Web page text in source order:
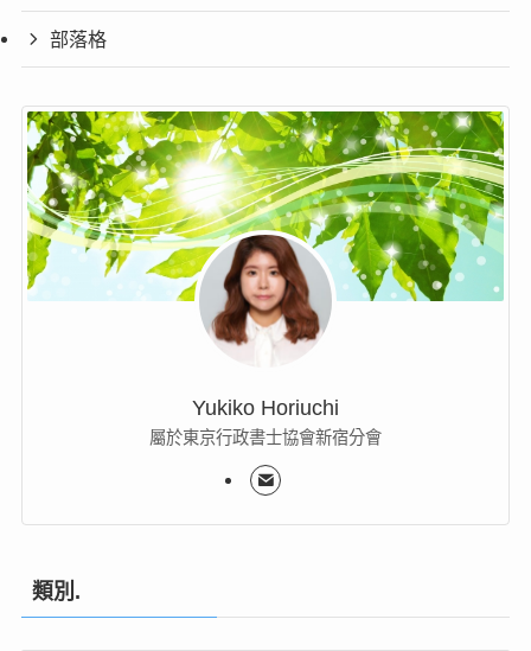
部落格
Yukiko Horiuchi
屬於東京行政書士協會新宿分會
類別.